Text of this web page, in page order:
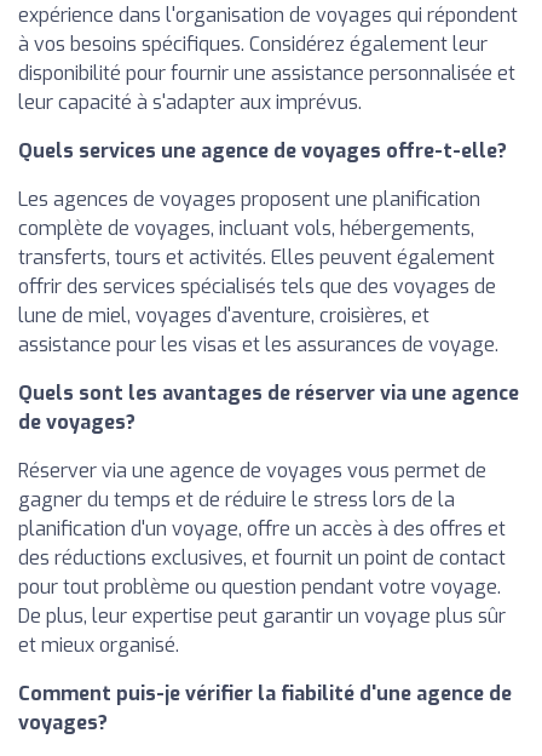
expérience dans l'organisation de voyages qui répondent
à vos besoins spécifiques. Considérez également leur
disponibilité pour fournir une assistance personnalisée et
leur capacité à s'adapter aux imprévus.
Quels services une agence de voyages offre-t-elle?
Les agences de voyages proposent une planification
complète de voyages, incluant vols, hébergements,
transferts, tours et activités. Elles peuvent également
offrir des services spécialisés tels que des voyages de
lune de miel, voyages d'aventure, croisières, et
assistance pour les visas et les assurances de voyage.
Quels sont les avantages de réserver via une agence
de voyages?
Réserver via une agence de voyages vous permet de
gagner du temps et de réduire le stress lors de la
planification d'un voyage, offre un accès à des offres et
des réductions exclusives, et fournit un point de contact
pour tout problème ou question pendant votre voyage.
De plus, leur expertise peut garantir un voyage plus sûr
et mieux organisé.
Comment puis-je vérifier la fiabilité d'une agence de
voyages?